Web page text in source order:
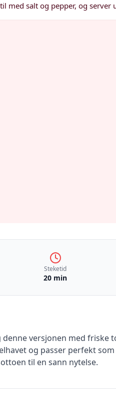
med salt og pepper, og server
Steketid
20 min
versjonen med
og passer perfekt
til en sann nytelse.